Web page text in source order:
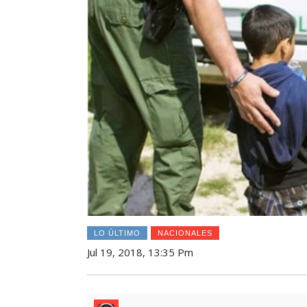
LO ÚLTIMO NACIONALES
Jul 19, 2018, 13:35 Pm